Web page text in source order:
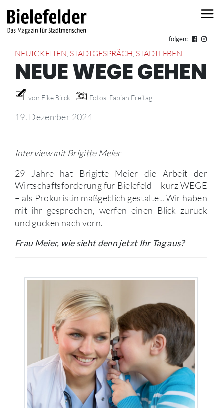
folgen:
NEUIGKEITEN, STADTGESPRÄCH, STADTLEBEN
NEUE WEGE GEHEN
von Eike Birck Fotos: Fabian Freitag
19. Dezember 2024
Interview mit Brigitte Meier
29 Jahre hat Brigitte Meier die Arbeit der
Wirtschaftsförderung für Bielefeld – kurz WEGE
– als Prokuristin maßgeblich gestaltet. Wir haben
mit ihr gesprochen, werfen einen Blick zurück
und gucken nach vorn.
Frau Meier, wie sieht denn jetzt Ihr Tag aus?